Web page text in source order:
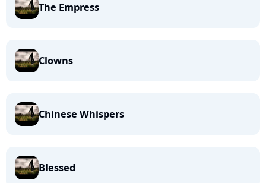
The Empress
Clowns
Chinese Whispers
Blessed